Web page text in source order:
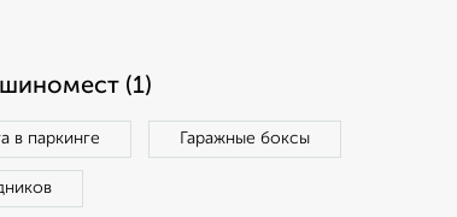
(1)
в паркинге Гаражные боксы